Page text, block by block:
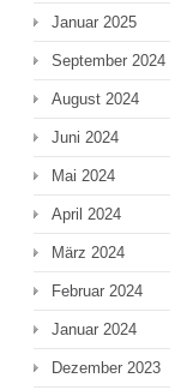
Januar 2025
September 2024
August 2024
Juni 2024
Mai 2024
April 2024
März 2024
Februar 2024
Januar 2024
Dezember 2023